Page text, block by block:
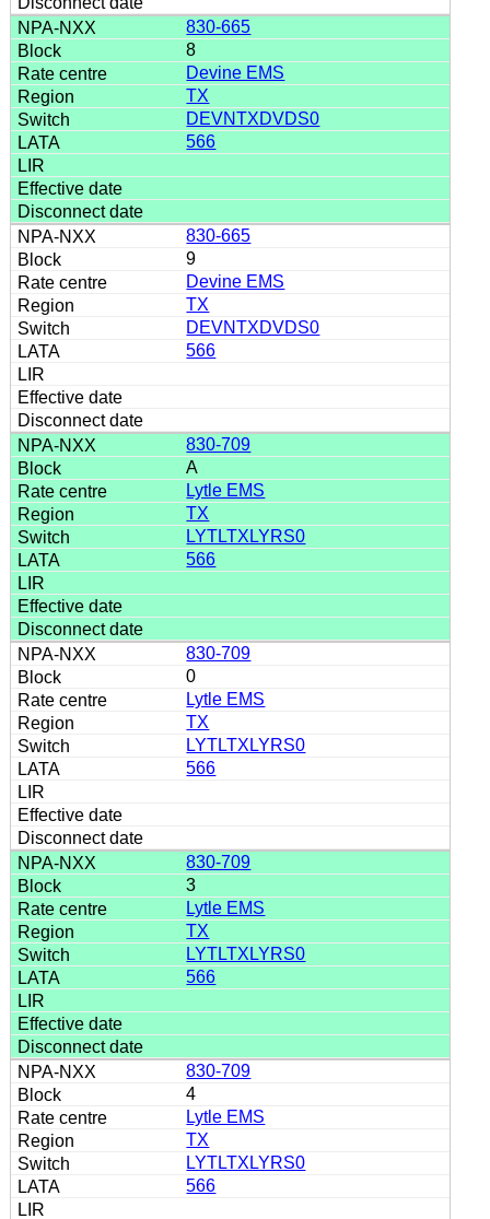
830-665
8
Devine EMS
TX
DEVNTXDVDS0
566
830-665
9
Devine EMS
TX
DEVNTXDVDS0
566
830-709
A
Lytle EMS
TX
LYTLTXLYRS0
566
830-709
0
Lytle EMS
TX
LYTLTXLYRS0
566
830-709
3
Lytle EMS
TX
LYTLTXLYRS0
566
830-709
4
Lytle EMS
TX
LYTLTXLYRS0
566